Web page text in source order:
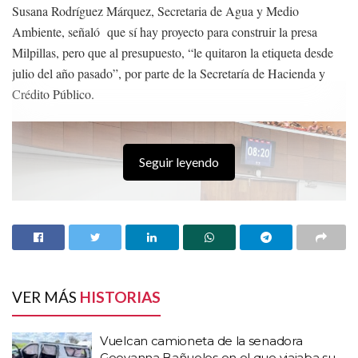
El dinero es una de las principales fuentes depreocupación y de
estrésen todo el mundo, tanto como la propia salud física. Por
esta razón, debemos ser cautelosos en que lo vamos a utilizar o
invertir.
Susana Rodríguez Márquez, Secretaria de Agua y Medio
Ambiente, señaló que sí hay proyecto para construir la presa
Milpillas, pero que al presupuesto, “le quitaron la etiqueta desde
julio del año pasado”, por parte de la Secretaría de Hacienda y
Crédito Público.
Seguir leyendo
VER MÁS HISTORIAS
Vuelcan camioneta de la senadora